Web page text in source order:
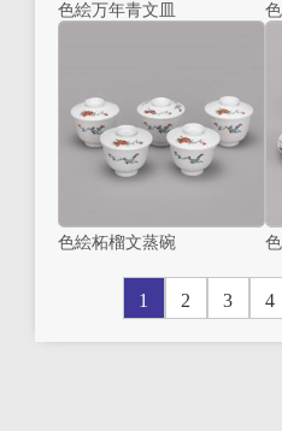
色絵万年青文皿
色絵柘榴文蒸碗
1 2 3 4